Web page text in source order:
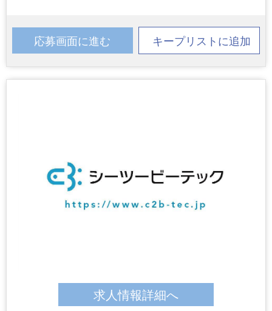
応募画面に進む キープリストに追加
求人情報詳細へ